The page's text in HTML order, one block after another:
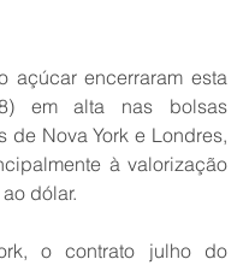
açúcar encerraram esta
em alta nas bolsas
de Nova York e Londres,
à valorização
dólar.
o contrato julho do